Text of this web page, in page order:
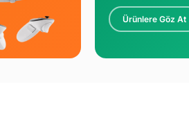
Ürünlere Göz At